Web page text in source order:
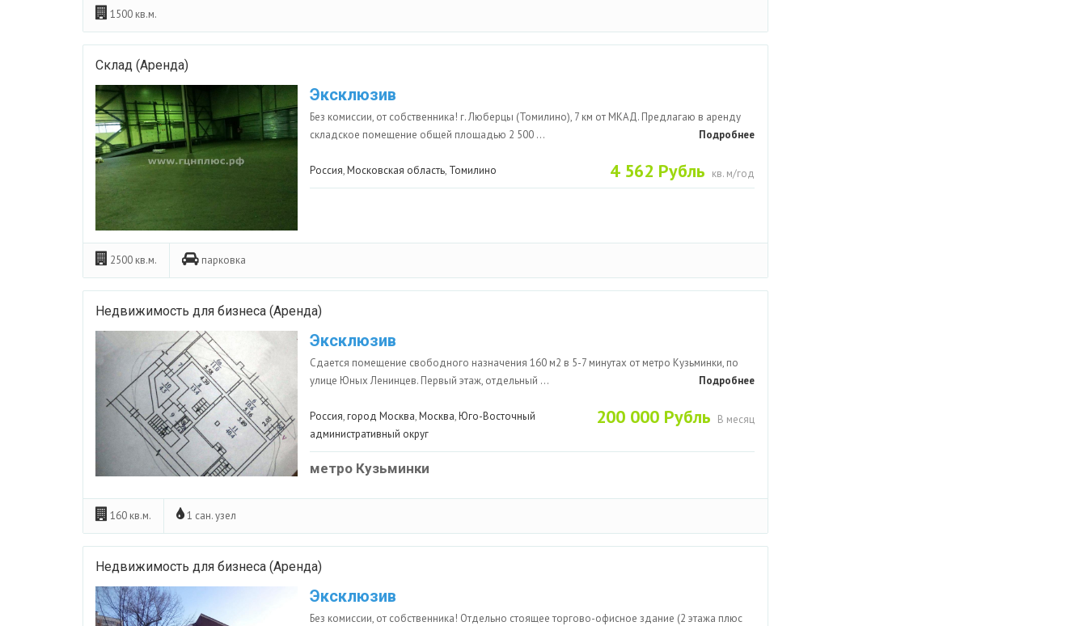
1500 кв.м.
Склад (Аренда)
Эксклюзив
Без комиссии, от собственника! г. Люберцы (Томилино), 7 км от МКАД. Предлагаю в аренду
складское помещение общей площадью 2 500 ...
Подробнее
4 562 Рубль кв. м/год
Россия,Московская область, Томилино
2500 кв.м. парковка
Недвижимость для бизнеса (Аренда)
Эксклюзив
Сдается помещение свободного назначения 160 м2 в 5-7 минутах от метро Кузьминки, по
улице Юных Ленинцев. Первый этаж, отдельный ...
Подробнее
200 000 Рубль В месяц
Россия,город Москва,Москва,Юго-Восточный
административный округ
метро Кузьминки
160 кв.м. 1 сан. узел
Недвижимость для бизнеса (Аренда)
Эксклюзив
Без комиссии, от собственника! Отдельно стоящее торгово-офисное здание (2 этажа плюс